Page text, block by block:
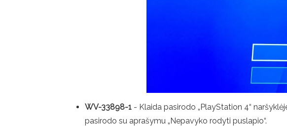
WV-33898-1 - Klaida pasirodo „PlayStation 4“
pasirodo su aprašymu „Nepavyko rodyti puslapio“.